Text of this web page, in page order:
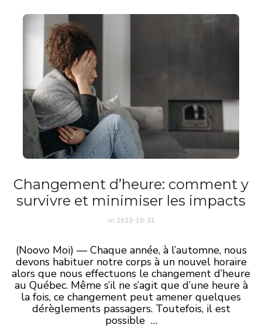
Changement d’heure: comment y
survivre et minimiser les impacts
on 2023-10-31
(Noovo Moi) — Chaque année, à l’automne, nous
devons habituer notre corps à un nouvel horaire
alors que nous effectuons le changement d’heure
au Québec. Même s’il ne s’agit que d’une heure à
la fois, ce changement peut amener quelques
dérèglements passagers. Toutefois, il est
possible …